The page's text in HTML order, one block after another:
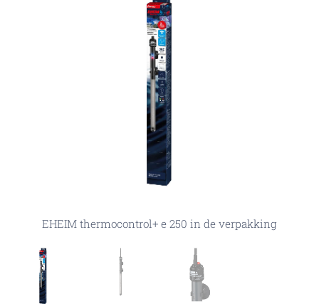
EHEIM thermocontrol+ e 250 in de verpakking
EHEIM thermocontrol+ e 250
EHEIM thermocontrol+ e 250 bovenkant